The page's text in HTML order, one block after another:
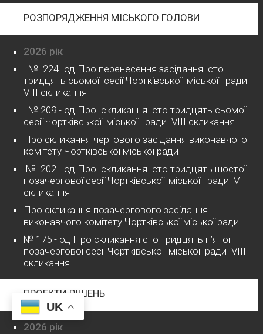
РОЗПОРЯДЖЕННЯ МІСЬКОГО ГОЛОВИ
2026 рік
№ 224- од Про перенесення засідання сто
тридцять сьомої сесії Чортківської міської ради
VІІІ скликання
№ 209 - од Про скликання сто тридцять сьомої
сесії Чортківської міської ради VІІІ скликання
Про скликання чергового засідання виконавчого
комітету Чортківської міської ради
№ 202 - од Про скликання сто тридцять шостої
позачергової сесії Чортківської міської ради VІІІ
скликання
Про скликання позачергового засідання
виконавчого комітету Чортківської міської ради
№ 175 - од Про скликання сто тридцять п’ятої
позачергової сесії Чортківської міської ради VІІІ
скликання
ПРОЕКТИ РІШЕНЬ
2026 рік
UK